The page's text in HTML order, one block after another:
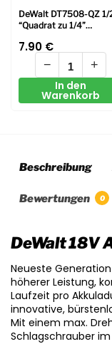
DeWalt DT7508-QZ 1/
“Quadrat zu 1/4”
Konvertierungsadapter
7.90 €
−
+
In den
Warenkorb
Beschreibung
Bewertungen 0
DeWalt 18V
Neueste
höherer Leistung,
Laufzeit pro
innovative,
Mit einem max.
Schlagschrauber